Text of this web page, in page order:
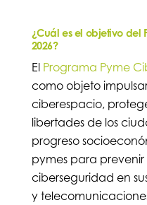
¿Cuál es el objetivo del
2026?
El Programa Pyme
como objeto
ciberespacio,
libertades de los
progreso
pymes para prevenir
ciberseguridad en
y